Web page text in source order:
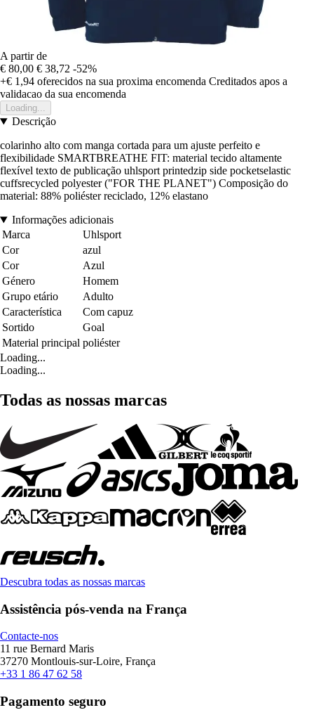
A partir de
€ 80,00 € 38,72 -52%
+€ 1,94 oferecidos na sua proxima encomenda Creditados apos a
validacao da sua encomenda
Loading...
Descrição
colarinho alto com manga cortada para um ajuste perfeito e
flexibilidade SMARTBREATHE FIT: material tecido altamente
flexível texto de publicação uhlsport printedzip side pocketselastic
cuffsrecycled polyester ("FOR THE PLANET") Composição do
material: 88% poliéster reciclado, 12% elastano
Informações adicionais
Marca
Uhlsport
Cor
azul
Cor
Azul
Género
Homem
Grupo etário
Adulto
Característica
Com capuz
Sortido
Goal
Material principal poliéster
Loading...
Loading...
Todas as nossas marcas
Descubra todas as nossas marcas
Assistência pós-venda na França
Contacte-nos
11 rue Bernard Maris
37270 Montlouis-sur-Loire, França
+33 1 86 47 62 58
Pagamento seguro